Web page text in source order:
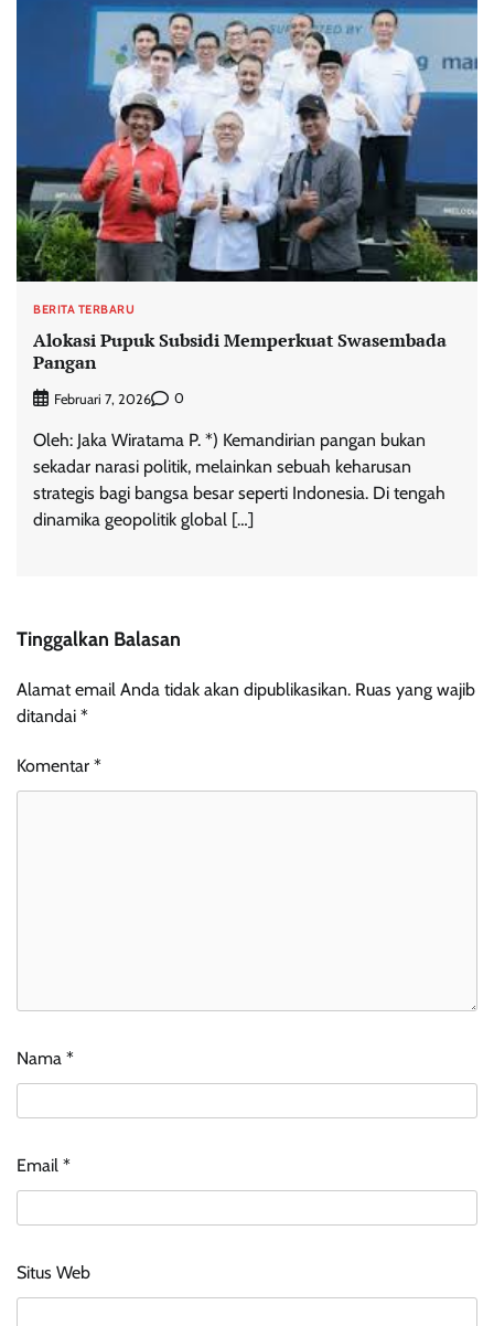
BERITA TERBARU
Alokasi Pupuk Subsidi Memperkuat Swasembada
Pangan
Februari 7, 2026 0
Oleh: Jaka Wiratama P. *) Kemandirian pangan bukan
sekadar narasi politik, melainkan sebuah keharusan
strategis bagi bangsa besar seperti Indonesia. Di tengah
dinamika geopolitik global […]
Tinggalkan Balasan
Alamat email Anda tidak akan dipublikasikan. Ruas yang wajib
ditandai *
Komentar *
Nama *
Email *
Situs Web